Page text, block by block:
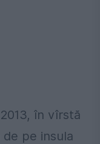
în vîrstă
pe insula